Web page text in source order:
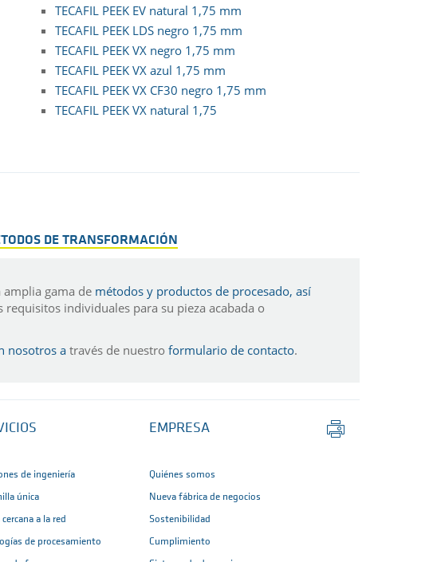
TECAFIL PEEK EV natural 1,75 mm
TECAFIL PEEK LDS negro 1,75 mm
TECAFIL PEEK VX negro 1,75 mm
TECAFIL PEEK VX azul 1,75 mm
TECAFIL PEEK VX CF30 negro 1,75 mm
TECAFIL PEEK VX natural 1,75
DE TRANSFORMACIÓN
gama de métodos y productos de procesado, así
requisitos individuales para su pieza acabada o
nosotros a través de nuestro formulario de contacto.
de ingeniería
única
a la red
de procesamiento
EMPRESA
Quiénes somos
Nueva fábrica de negocios
Sostenibilidad
Cumplimiento